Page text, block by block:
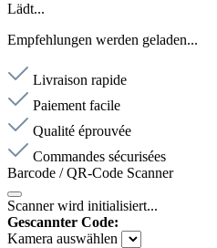
Lädt...
Empfehlungen werden geladen...
Livraison rapide
Paiement facile
Qualité éprouvée
Commandes sécurisées
Barcode / QR-Code Scanner
Scanner wird initialisiert...
Gescannter Code:
Kamera auswählen